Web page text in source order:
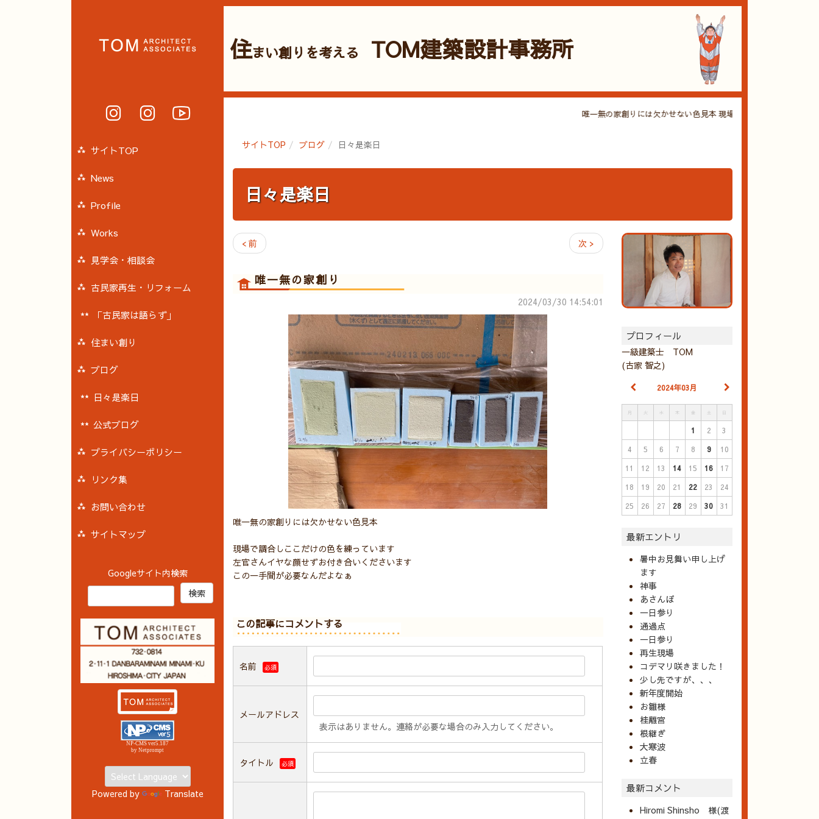
住まい創りを考える TOM建築設計事務所
唯一無の家創りには欠かせない色見本 現場で調合しここだけの
サイトTOP ブログ 日々是楽日
日々是楽日
< 前 次 >
唯一無の家創り
2024/03/30 14:54:01
唯一無の家創りには欠かせない色見本
現場で調合しここだけの色を練っています
左官さんイヤな顔せずお付き合いくださいます
この一手間が必要なんだよなぁ
この記事にコメントする
名前 必須
メールアドレス
表示はありません。連絡が必要な場合のみ入力してください。
タイトル 必須
プロフィール
一級建築士 TOM
(古家 智之)
2024年03月
月 火 水 木 金 土 日
1 2
3
4
5 6 7 8 9
10
11
12 13 14 15 16
17
18
19 20 21 22 23
24
25
26 27 28 29 30 31
最新エントリ
暑中お見舞い申し上げ
ます
神事
あさんぽ
一日参り
通過点
一日参り
再生現場
コデマリ咲きました！
少し先ですが、、、
新年度開始
お雛様
桂離宮
根継ぎ
大寒波
立春
最新コメント
Hiromi Shinsho 様(渡
サイトTOP
News
Profile
Works
見学会・相談会
古民家再生・リフォーム
「古民家は語らず」
住まい創り
ブログ
日々是楽日
公式ブログ
プライバシーポリシー
リンク集
お問い合わせ
サイトマップ
Googleサイト内検索
NP-CMS ver5.187
by Netprompt
Powered by Translate